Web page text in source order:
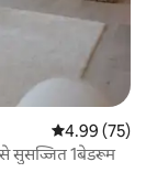
औसत रेटिंग 5 में
4.99 (75)
सुसज्जित 1बेडरूम